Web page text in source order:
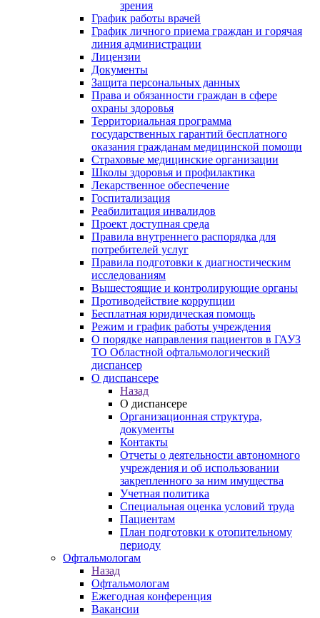
зрения
График работы врачей
График личного приема граждан и горячая
линия администрации
Лицензии
Документы
Защита персональных данных
Права и обязанности граждан в сфере
охраны здоровья
Территориальная программа
государственных гарантий бесплатного
оказания гражданам медицинской помощи
Страховые медицинские организации
Школы здоровья и профилактика
Лекарственное обеспечение
Госпитализация
Реабилитация инвалидов
Проект доступная среда
Правила внутреннего распорядка для
потребителей услуг
Правила подготовки к диагностическим
исследованиям
Вышестоящие и контролирующие органы
Противодействие коррупции
Бесплатная юридическая помощь
Режим и график работы учреждения
О порядке направления пациентов в ГАУЗ
ТО Областной офтальмологический
диспансер
О диспансере
Назад
О диспансере
Организационная структура,
документы
Контакты
Отчеты о деятельности автономного
учреждения и об использовании
закрепленного за ним имущества
Учетная политика
Специальная оценка условий труда
Пациентам
План подготовки к отопительному
периоду
Офтальмологам
Назад
Офтальмологам
Ежегодная конференция
Вакансии